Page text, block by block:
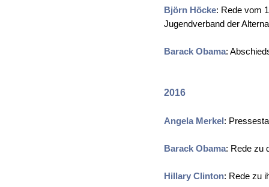
Björn Höcke: Rede vom
Jugendverband der
Barack Obama:
2016
Angela Merkel:
Barack Obama: Rede zu
Hillary Clinton: Rede zu